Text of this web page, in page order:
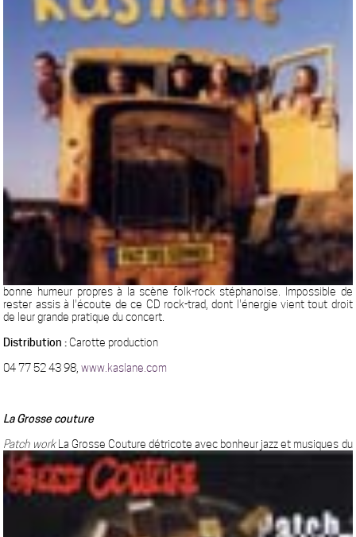
bonne humeur propres à la scène folk-rock stéphanoise. Impossible de
rester assis à l'écoute de ce CD rock-trad, dont l'énergie vient tout droit
de leur grande pratique du concert.
Distribution :Carotte production
04 77 52 43 98,www.kaslane.com
La Grosse couture
Patch work
La Grosse Couture détricote avec bonheur jazz et musiques du